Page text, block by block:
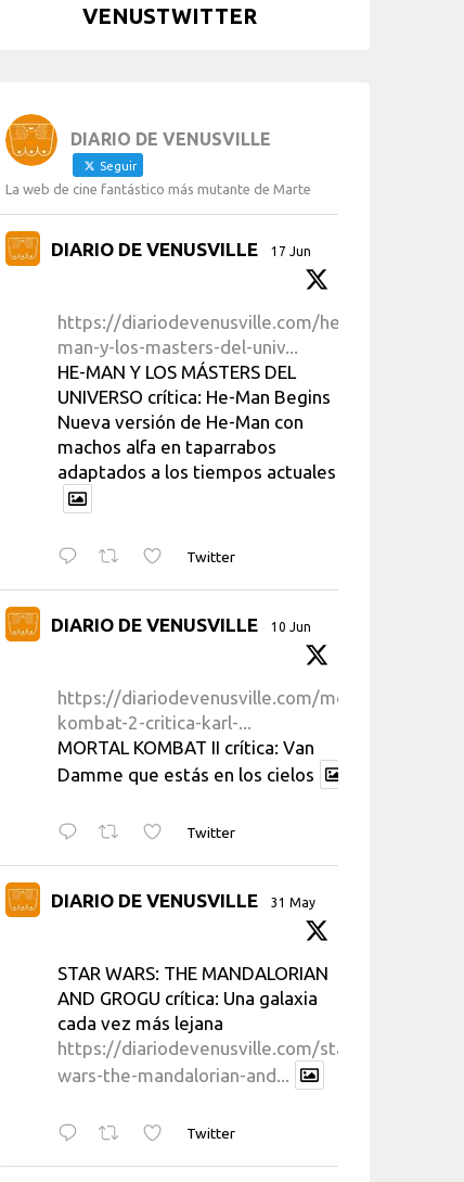
VENUSTWITTER
DIARIO DE VENUSVILLE
Seguir
La web de cine fantástico más mutante de Marte
DIARIO DE VENUSVILLE 17 Jun
https://diariodevenusville.com/he-
man-y-los-masters-del-univ...
HE-MAN Y LOS MÁSTERS DEL
UNIVERSO crítica: He-Man Begins
Nueva versión de He-Man con
machos alfa en taparrabos
adaptados a los tiempos actuales
Twitter
DIARIO DE VENUSVILLE 10 Jun
https://diariodevenusville.com/mortal-
kombat-2-critica-karl-...
MORTAL KOMBAT II crítica: Van
Damme que estás en los cielos
Twitter
DIARIO DE VENUSVILLE 31 May
STAR WARS: THE MANDALORIAN
AND GROGU crítica: Una galaxia
cada vez más lejana
https://diariodevenusville.com/star-
wars-the-mandalorian-and...
Twitter